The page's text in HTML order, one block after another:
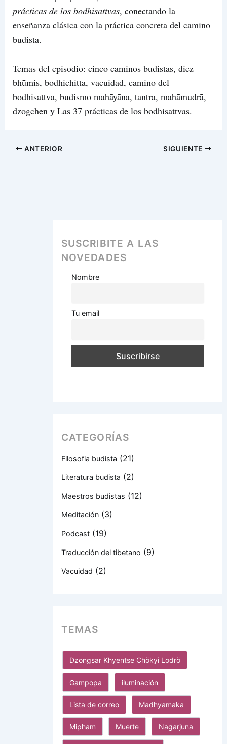
prácticas de los bodhisattvas, conectando la
enseñanza clásica con la práctica concreta del camino
budista.
Temas del episodio: cinco caminos budistas, diez
bhūmis, bodhichitta, vacuidad, camino del
bodhisattva, budismo mahāyāna, tantra, mahāmudrā,
dzogchen y Las 37 prácticas de los bodhisattvas.
ANTERIOR SIGUIENTE
SUSCRIBITE A LAS
NOVEDADES
Nombre
Tu email
CATEGORÍAS
Filosofia budista (21)
Literatura budista (2)
Maestros budistas (12)
Meditación(3)
Podcast(19)
Traducción del tibetano (9)
Vacuidad (2)
TEMAS
Dzongsar Khyentse Chökyi Lodrö
Gampopa iluminación
Lista de correo Madhyamaka
Mipham Muerte Nagarjuna